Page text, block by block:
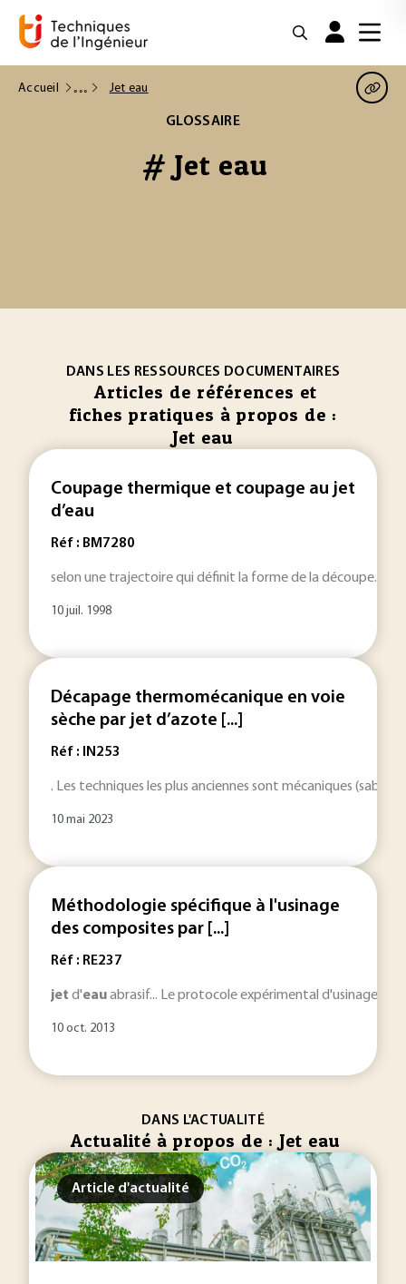
Accueil Jet eau
GLOSSAIRE
# Jet eau
DANS LES RESSOURCES DOCUMENTAIRES
Articles de références et
fiches pratiques à propos de :
Jet eau
Coupage thermique et coupage au jet
d’eau
Réf : BM7280
selon une trajectoire qui définit la forme de la découpe. Le
10 juil. 1998
Décapage thermomécanique en voie
sèche par jet d’azote [...]
Réf : IN253
. Les techniques les plus anciennes sont mécaniques
10 mai 2023
Méthodologie spécifique à l'usinage
des composites par [...]
Réf : RE237
jet d'eauabrasif... Le protocole expérimental d'usinage par
10 oct. 2013
DANS L'ACTUALITÉ
Actualité à propos de : Jet eau
Article d'actualité